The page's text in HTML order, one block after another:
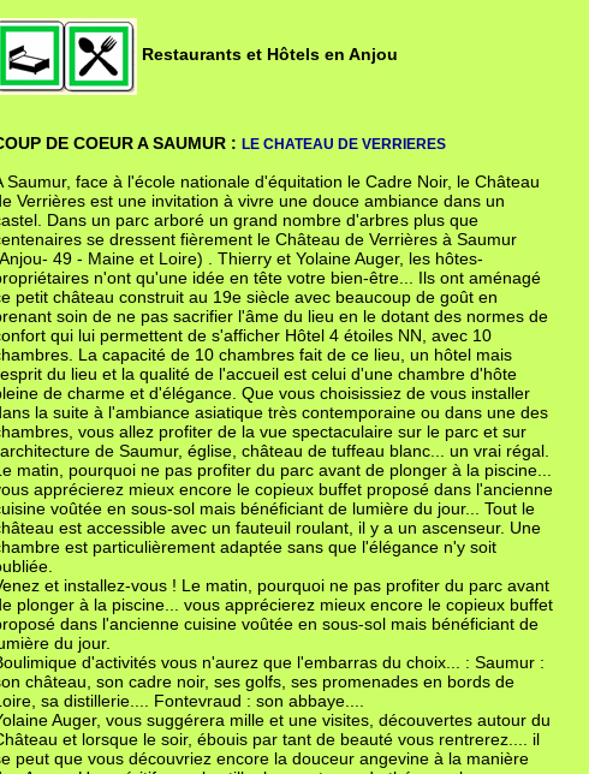
Restaurants et Hôtels en Anjou
DE COEUR A SAUMUR : LE CHATEAU DE VERRIERES
Saumur, face à l'école nationale d'équitation le Cadre Noir, le Château
Verrières est une invitation à vivre une douce ambiance dans un
Dans un parc arboré un grand nombre d'arbres plus que
se dressent fièrement le Château de Verrières à Saumur
49 - Maine et Loire) . Thierry et Yolaine Auger, les hôtes-
n'ont qu'une idée en tête votre bien-être... Ils ont aménagé
petit château construit au 19e siècle avec beaucoup de goût en
soin de ne pas sacrifier l'âme du lieu en le dotant des normes de
qui lui permettent de s'afficher Hôtel 4 étoiles NN, avec 10
La capacité de 10 chambres fait de ce lieu, un hôtel mais
du lieu et la qualité de l'accueil est celui d'une chambre d'hôte
de charme et d'élégance. Que vous choisissiez de vous installer
la suite à l'ambiance asiatique très contemporaine ou dans une des
vous allez profiter de la vue spectaculaire sur le parc et sur
de Saumur, église, château de tuffeau blanc... un vrai régal.
matin, pourquoi ne pas profiter du parc avant de plonger à la piscine...
apprécierez mieux encore le copieux buffet proposé dans l'ancienne
voûtée en sous-sol mais bénéficiant de lumière du jour... Tout le
est accessible avec un fauteuil roulant, il y a un ascenseur. Une
est particulièrement adaptée sans que l'élégance n'y soit
et installez-vous ! Le matin, pourquoi ne pas profiter du parc avant
plonger à la piscine... vous apprécierez mieux encore le copieux buffet
dans l'ancienne cuisine voûtée en sous-sol mais bénéficiant de
du jour.
d'activités vous n'aurez que l'embarras du choix... : Saumur :
château, son cadre noir, ses golfs, ses promenades en bords de
sa distillerie.... Fontevraud : son abbaye....
Auger, vous suggérera mille et une visites, découvertes autour du
et lorsque le soir, ébouis par tant de beauté vous rentrerez.... il
peut que vous découvriez encore la douceur angevine à la manière